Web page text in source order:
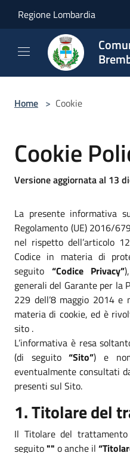
Regione Lombardia
Home > Cookie
Cookie
Versione aggiornata al 13
La presente informativa
Regolamento (UE) 2016/
nel rispetto dell’articolo
Codice in materia di
seguito “Codice Privacy”
generali del Garante per la
229 dell’8 maggio 2014
materia di cookie, ed è
sito .
L’informativa è resa
(di seguito“Sito”) e
eventualmente consultati
presenti sul Sito.
1. Titolare del
Il Titolare del
seguito"" o anche il